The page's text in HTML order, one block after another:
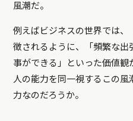
風潮だ。
例えばビジネスの世界では
徴されるように、「頻繁な
事ができる」といった価値観
人の能力を同一視するこの
力なのだろうか。